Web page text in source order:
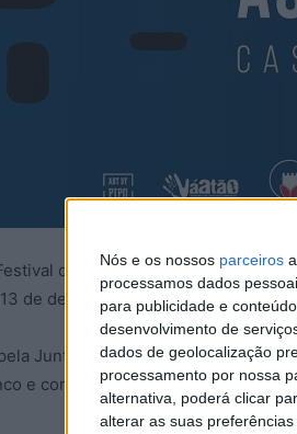
Nós e os nossos parceiros
processamos dados
para publicidade e
desenvolvimento de
dados de geolocalização
processamento por nossa
alternativa, poderá clicar
alterar as suas
de Teatro para Todas as
de dezembro, com espetáculos
Junta de Freguesia de Castelo
e com o apoio do Município de